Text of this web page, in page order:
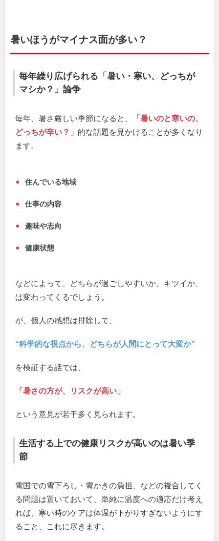
暑いほうがマイナス面が多い？
毎年繰り広げられる「暑い・寒い、どっちが
マシか？」論争
毎年、暑さ厳しい季節になると、
「暑いのと寒いの、
どっちが辛い？」 的な話題を見かけることが多くなり
ます。
住んでいる地域
仕事の内容
趣味や志向
健康状態
などによって、どちらが過ごしやすいか、キツイか、
は変わってくるでしょう。
が、個人の感想は排除して、
“科学的な視点から、どちらが人間にとって大変か”
を検証する話では、
「暑さの方が、リスクが高い」
という意見が若干多く見られます。
生活する上での健康リスクが高いのは暑い季
節
雪国での雪下ろし・雪かきの負担、などの複合してく
る問題は置いておいて、単純に温度への適応だけ考え
れば、寒い時のケアは体温が下がりすぎないようにす
ること、これに尽きます。